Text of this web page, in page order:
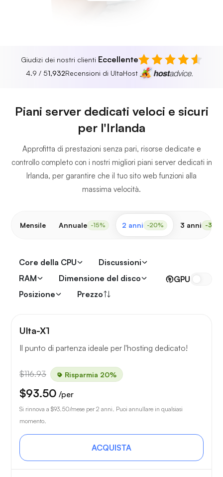
Giudizi dei nostri clienti Eccellente
4.9 / 51,932Recensioni di UltaHost
Piani server dedicati veloci e sicuri
per l'Irlanda
Approfitta di prestazioni senza pari, risorse dedicate e
controllo completo con i nostri migliori piani server dedicati in
Irlanda, per garantire che il tuo sito web funzioni alla
massima velocità.
Mensile Annuale -15% 2 anni -20% 3 anni -30%
Core della CPU
Discussioni
RAM
Dimensione del disco
Posizione
Prezzo
GPU
Ulta-X1
Il punto di partenza ideale per l'hosting dedicato!
$116.93 Risparmia 20%
$93.50 /per
Si rinnova a $93.50/mese per 2 anni. Puoi annullare in qualsiasi
momento.
ACQUISTA